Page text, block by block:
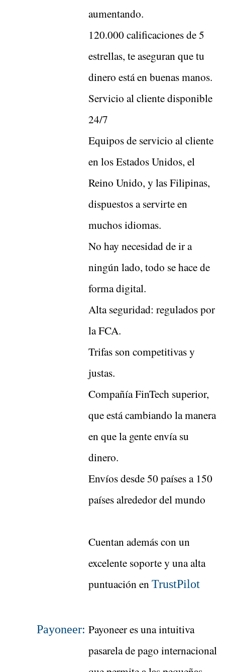
aumentando.
120.000 calificaciones de 5
estrellas, te aseguran que tu
dinero está en buenas manos.
Servicio al cliente disponible
24/7
Equipos de servicio al cliente
en los Estados Unidos, el
Reino Unido, y las Filipinas,
dispuestos a servirte en
muchos idiomas.
No hay necesidad de ir a
ningún lado, todo se hace de
forma digital.
Alta seguridad: regulados por
la FCA.
Trifas son competitivas y
justas.
Compañía FinTech superior,
que está cambiando la manera
en que la gente envía su
dinero.
Envíos desde 50 países a 150
países alrededor del mundo
Cuentan además con un
excelente soporte y una alta
puntuación enTrustPilot
Payoneer: Payoneer es una intuitiva
pasarela de pago internacional